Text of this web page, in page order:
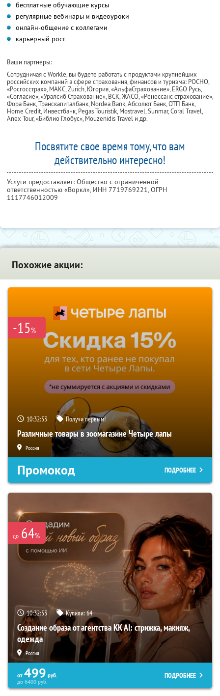
бесплатные обучающие курсы
регулярные вебинары и видеоуроки
онлайн-общение с коллегами
карьерный рост
Ваши партнеры:
Сотрудничая с Workle, вы будете работать с продуктами крупнейших
российских компаний в сфере страхования, финансов и туризма: РОСНО,
«Росгосстрах», МАКС, Zurich, Югория, «АльфаСтрахование», ERGO Русь,
«Согласие», «Уралсиб Страхование», ВСК, ЖАСО, «Ренессанс страхование»,
Фора Банк, Транскапиталбанк, Nordea Bank, Абсолют Банк, ОТП Банк,
Home Credit, Инвестбанк, Pegas Touristik, Mostravel, Sunmar, Coral Travel,
Anex Tour, «Библио Глобус», Mouzenidis Travel и др.
Посвятите свое время тому, что вам
действительно интересно!
Услуги предоставляет: Общество с ограниченной
ответственностью «Воркл», ИНН 7719769221, ОГРН
1117746012009
Похожие акции:
-15%
10:32:52 Получи первым!
Различные товары в зоомагазине Четыре лапы
Россия
Промокод ПОДРОБНЕЕ
до 64%
10:32:52 Купили:64
Создание образа от агентства KK AI: стрижка, макияж,
одежда
Россия
от 499 руб.
до6400руб.
ПОДРОБНЕЕ